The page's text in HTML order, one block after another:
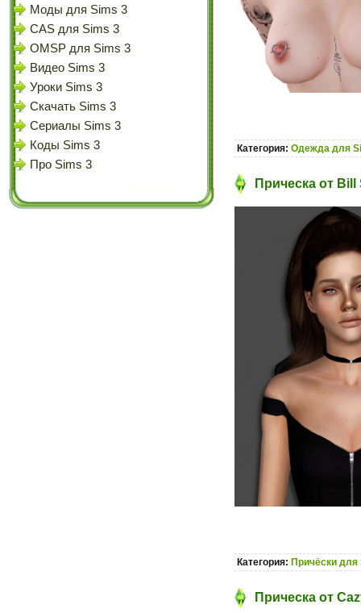
Моды для Sims 3
CAS для Sims 3
OMSP для Sims 3
Видео Sims 3
Уроки Sims 3
Скачать Sims 3
Сериалы Sims 3
Коды Sims 3
Про Sims 3
Категория: Одежда для
Прическа от
Категория: Причёски для
Прическа от